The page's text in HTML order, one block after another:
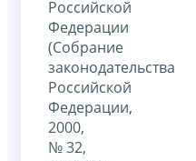
Российской
Федерации
(Собрание
законодательства
Российской
Федерации,
2000,
№ 32,